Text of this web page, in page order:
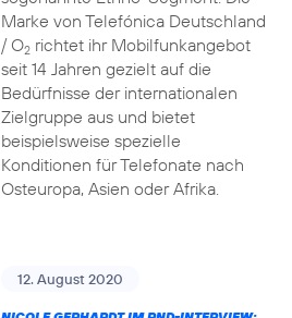
Marke von Telefónica Deutschland
/ O2richtet ihr Mobilfunkangebot
seit 14 Jahren gezielt auf die
Bedürfnisse der internationalen
Zielgruppe aus und bietet
beispielsweise spezielle
Konditionen für Telefonate nach
Osteuropa, Asien oder Afrika.
12. August 2020